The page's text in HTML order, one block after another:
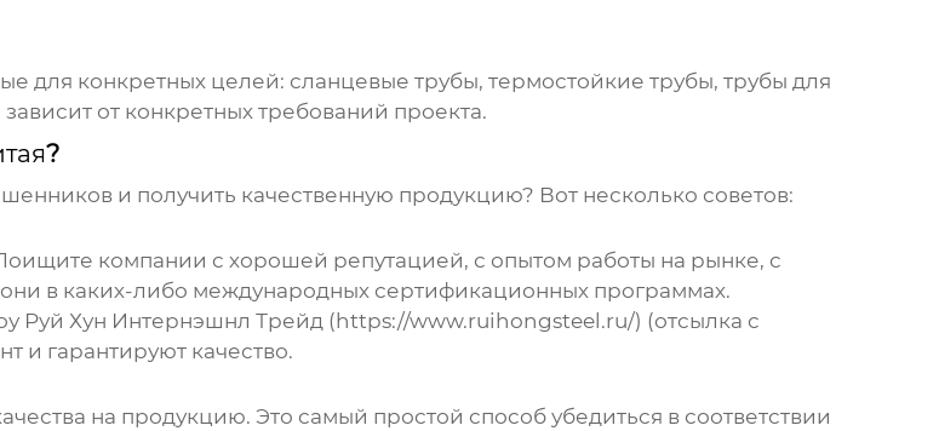
для конкретных целей: сланцевые трубы, термостойкие трубы, трубы для
от конкретных требований проекта.
?
и получить качественную продукцию? Вот несколько советов:
компании с хорошей репутацией, с опытом работы на рынке, с
в каких-либо международных сертификационных программах.
Хун Интернэшнл Трейд (https://www.ruihongsteel.ru/) (отсылка с
и гарантируют качество.
на продукцию. Это самый простой способ убедиться в соответствии